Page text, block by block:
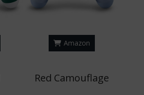
Amazon
Red Camouflage